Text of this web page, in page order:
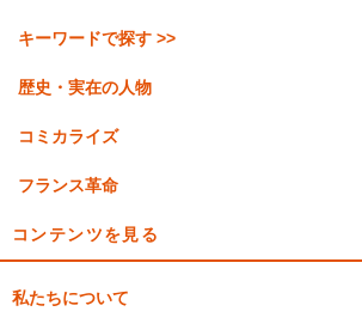
キーワードで探す >>
歴史・実在の人物
コミカライズ
フランス革命
コンテンツを見る
私たちについて